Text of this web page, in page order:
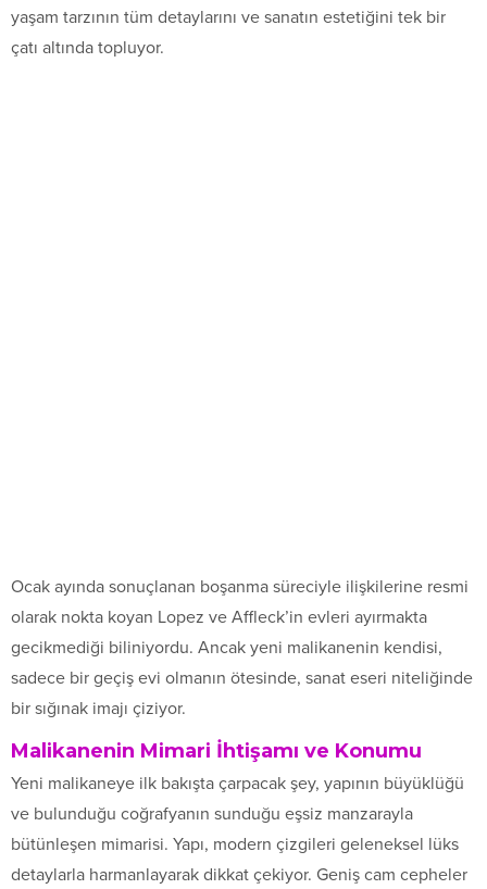
yaşam tarzının tüm detaylarını ve sanatın estetiğini tek bir
çatı altında topluyor.
Ocak ayında sonuçlanan boşanma süreciyle ilişkilerine resmi
olarak nokta koyan Lopez ve Affleck’in evleri ayırmakta
gecikmediği biliniyordu. Ancak yeni malikanenin kendisi,
sadece bir geçiş evi olmanın ötesinde, sanat eseri niteliğinde
bir sığınak imajı çiziyor.
Malikanenin Mimari İhtişamı ve Konumu
Yeni malikaneye ilk bakışta çarpacak şey, yapının büyüklüğü
ve bulunduğu coğrafyanın sunduğu eşsiz manzarayla
bütünleşen mimarisi. Yapı, modern çizgileri geleneksel lüks
detaylarla harmanlayarak dikkat çekiyor. Geniş cam cepheler